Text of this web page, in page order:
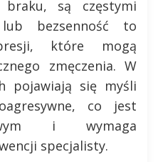
są częstymi
bezsenność to
które mogą
zmęczenia. W
pojawiają się myśli
co jest
i wymaga
specjalisty.